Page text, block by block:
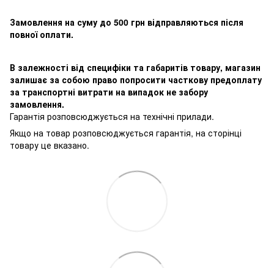
Замовлення на суму до 500 грн відправляються після
повної оплати.
В залежності від специфіки та габаритів товару, магазин
залишає за собою право попросити часткову предоплату
за транспортні витрати на випадок не забору
замовлення.
Гарантія розповсюджується на технічні прилади.
Якщо на товар розповсюджується гарантія, на сторінці
товару це вказано.